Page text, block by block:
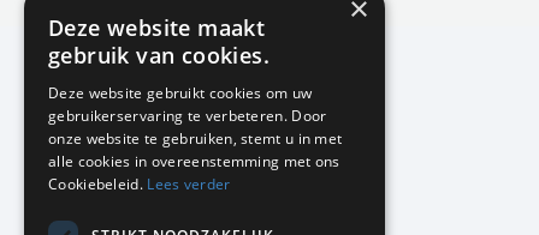
Actuele en populaire collecties
KMP Kantoormeubilair
Airport Business Park
Frankfurtstraat 29-31
1175 RH Lijnden
×
Deze website maakt
gebruik van cookies.
Deze website gebruikt cookies om uw
gebruikerservaring te verbeteren. Door
onze website te gebruiken, stemt u in met
alle cookies in overeenstemming met ons
Cookiebeleid. Lees verder